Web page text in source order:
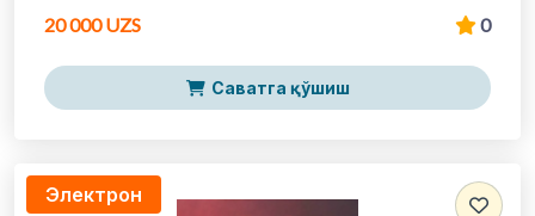
20 000 UZS 0
Саватга қўшиш
Электрон